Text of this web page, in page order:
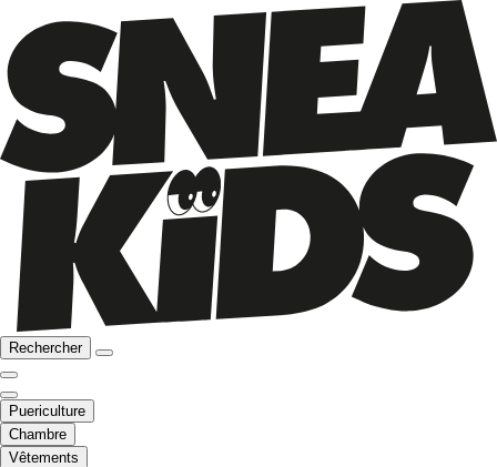
Rechercher
Puericulture
Chambre
Vêtements